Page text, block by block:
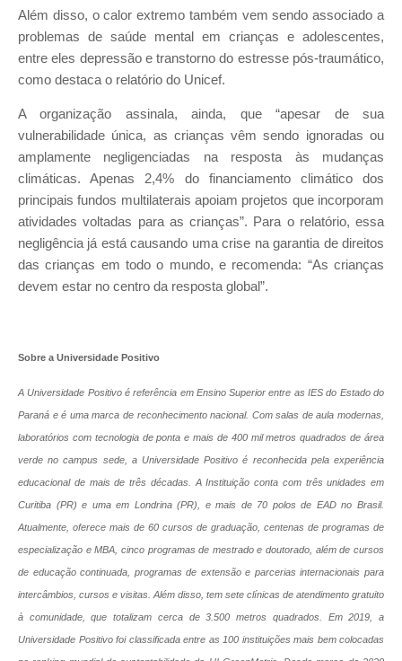
Além disso, o calor extremo também vem sendo associado a
problemas de saúde mental em crianças e adolescentes,
entre eles depressão e transtorno do estresse pós-traumático,
como destaca o relatório do Unicef.
A organização assinala, ainda, que “apesar de sua
vulnerabilidade única, as crianças vêm sendo ignoradas ou
amplamente negligenciadas na resposta às mudanças
climáticas. Apenas 2,4% do financiamento climático dos
principais fundos multilaterais apoiam projetos que incorporam
atividades voltadas para as crianças”. Para o relatório, essa
negligência já está causando uma crise na garantia de direitos
das crianças em todo o mundo, e recomenda: “As crianças
devem estar no centro da resposta global”.
Sobre a Universidade Positivo
A Universidade Positivo é referência em Ensino Superior entre as IES do Estado do
Paraná e é uma marca de reconhecimento nacional. Com salas de aula modernas,
laboratórios com tecnologia de ponta e mais de 400 mil metros quadrados de área
verdeno campus sede, a Universidade Positivo é reconhecida pela experiência
educacional de mais de três décadas. A Instituição conta com três unidades em
Curitiba (PR) e uma em Londrina (PR), e mais de 70 polos de EAD no Brasil.
Atualmente, oferece mais de 60 cursos de graduação, centenas de programas de
especialização e MBA, cinco programas de mestrado e doutorado, além de cursos
de educação continuada, programas de extensão e parcerias internacionais para
intercâmbios, cursos e visitas. Além disso, tem sete clínicas de atendimento gratuito
à comunidade, que totalizam cerca de 3.500 metros quadrados. Em 2019, a
Universidade Positivo foi classificada entre as 100 instituições mais bem colocadas